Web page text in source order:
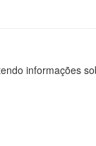
informações